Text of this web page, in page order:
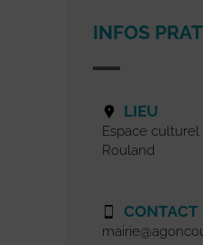
INFOS
LIEU
Espace culturel
Rouland
CONTACT